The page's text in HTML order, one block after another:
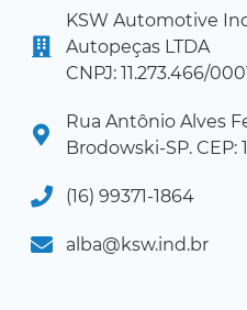
KSW Automotive
Autopeças LTDA
CNPJ: 11.273.466/
Rua Antônio Alves
Brodowski-SP. CEP:
(16) 99371-1864
alba@ksw.ind.br